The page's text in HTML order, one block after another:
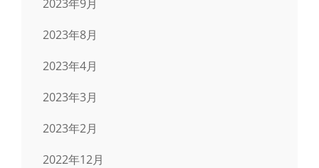
2023年9月
2023年8月
2023年4月
2023年3月
2023年2月
2022年12月